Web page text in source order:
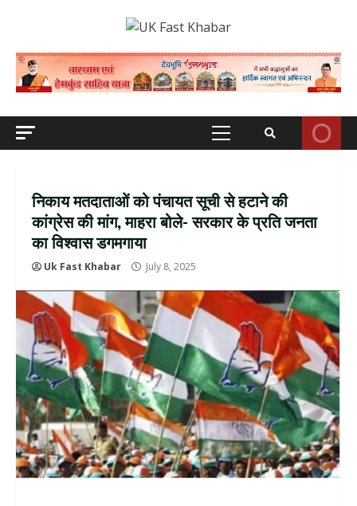
Primary
निकाय मतदाताओं को पंचायत सूची से हटाने की
कांग्रेस की मांग, माहरा बोले- सरकार के प्रति जनता
का विश्वास डगमगाया
Uk Fast Khabar July 8, 2025